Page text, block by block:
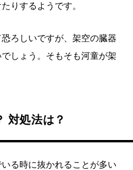
りするようです。
ろしいですが、架空の臓器
しょう。そもそも河童が架
対処法は？
る時に抜かれることが多い